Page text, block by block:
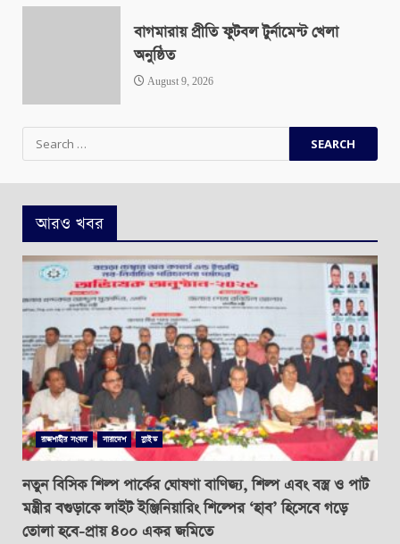
বাগমারায় প্রীতি ফুটবল টুর্নামেন্ট খেলা
অনুষ্ঠিত
August 9, 2026
Search
for:
আরও খবর
রাজশাহীর সংবাদ সারাদেশ স্লাইড
নতুন বিসিক শিল্প পার্কের ঘোষণা বাণিজ্য, শিল্প এবং বস্ত্র ও পাট
মন্ত্রীর বগুড়াকে লাইট ইঞ্জিনিয়ারিং শিল্পের ‘হাব’ হিসেবে গড়ে
তোলা হবে-প্রায় ৪০০ একর জমিতে